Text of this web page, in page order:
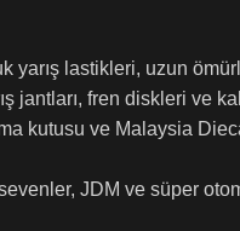
yarış lastikleri, uzun
jantları, fren diskleri ve
kutusu ve Malaysia
JDM ve süper